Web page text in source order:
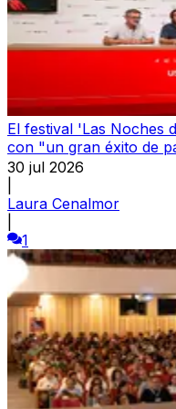
El festival 'Las Noches
con "un gran éxito de
30 jul 2026
Laura Cenalmor
1